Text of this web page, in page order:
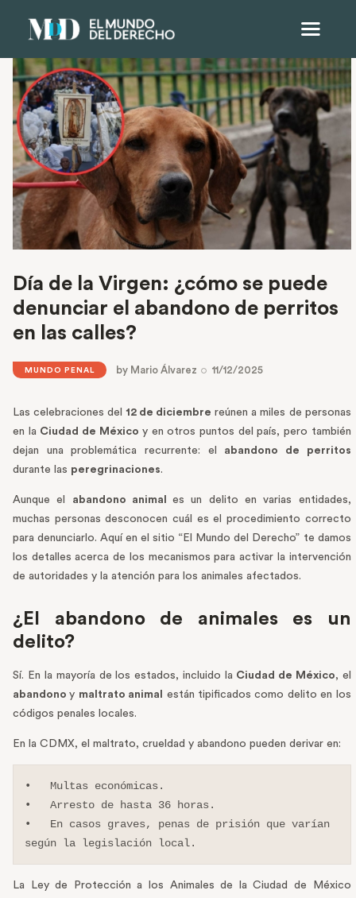
Día de la Virgen: ¿cómo se puede
denunciar el abandono de perritos
en las calles?
MUNDO PENAL by Mario Álvarez 11/12/2025
Las celebraciones del12 de diciembre reúnen a miles de personas
en la Ciudad de México y en otros puntos del país, pero también
dejan una problemática recurrente: el abandono de perritos
durante las peregrinaciones.
Aunque el abandono animales un delito en varias entidades,
muchas personas desconocen cuál es el procedimiento correcto
para denunciarlo. Aquí en el sitio “El Mundo del Derecho” te damos
los detalles acerca de los mecanismos para activar la intervención
de autoridades y la atención para los animales afectados.
¿El abandono de animales es un
delito?
Sí. En la mayoría de los estados, incluido la Ciudad de México, el
abandonoy maltrato animal
están tipificados como delito en los
códigos penales locales.
En la CDMX, el maltrato, crueldad y abandono pueden derivar en:
•   Multas económicas.
•   Arresto de hasta 36 horas.
•   En casos graves, penas de prisión que varían
según la legislación local.
La Ley de Protección a los Animales de la Ciudad de México